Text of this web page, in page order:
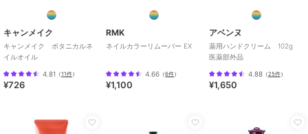
キャンメイク
キャンメイク ボタニカルネ
イルオイル
4.81 （11件）
¥726
RMK
ネイルカラーリムーバー EX
4.66 （6件）
¥1,100
アベンヌ
薬用ハンドクリーム 102g
医薬部外品
4.88（25件）
¥1,650